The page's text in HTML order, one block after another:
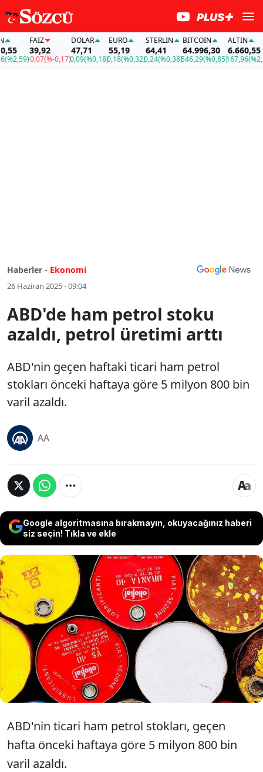
FAİZ
39,92
-0,07(%-0,17)
DOLAR
47,71
0,09(%0,18)
EURO
55,19
0,18(%0,32)
STERLIN
64,41
0,24(%0,38)
BITCOIN
64.996,30
546,29(%0,85)
ALTIN
6.660,55
167,96
Haberler - Ekonomi
26 Haziran 2025 - 09:04
ABD'de ham petrol stoku
azaldı, petrol üretimi arttı
ABD'nin geçen haftaki ticari ham petrol
stokları önceki haftaya göre 5 milyon 800 bin
varil azaldı.
AA
Google algoritmasına bırakmayın, okuyacağınız haberi
siz seçin! Tıkla ve ekle
ABD'nin geçen haftaki ticari ham
petrol stokları önceki haftaya göre 5
milyon 800 bin varil azaldı.
ABD'nin ticari ham petrol stokları, geçen
hafta önceki haftaya göre 5 milyon 800 bin
varil azaldı.